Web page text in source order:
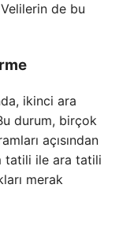
de bu
ikinci ara
durum, birçok
açısından
tatili ile ara tatili
merak